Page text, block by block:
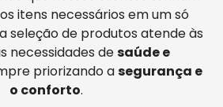
itens necessários em um só
seleção de produtos atende às
necessidades desaúde e
priorizando asegurança e
o conforto.